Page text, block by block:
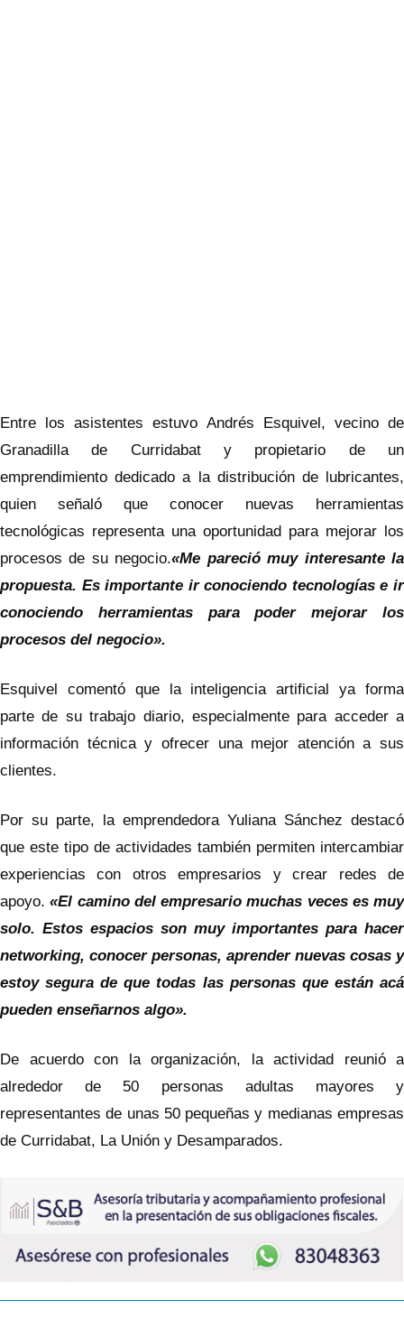
Entre los asistentes estuvo Andrés Esquivel, vecino de
Granadilla de Curridabat y propietario de un
emprendimiento dedicado a la distribución de lubricantes,
quien señaló que conocer nuevas herramientas
tecnológicas representa una oportunidad para mejorar los
procesos de su negocio.«Me pareció muy interesante la
propuesta. Es importante ir conociendo tecnologías e ir
conociendo herramientas para poder mejorar los
procesos del negocio».
Esquivel comentó que la inteligencia artificial ya forma
parte de su trabajo diario, especialmente para acceder a
información técnica y ofrecer una mejor atención a sus
clientes.
Por su parte, la emprendedora Yuliana Sánchez destacó
que este tipo de actividades también permiten intercambiar
experiencias con otros empresarios y crear redes de
apoyo.«El camino del empresario muchas veces es muy
solo. Estos espacios son muy importantes para hacer
networking, conocer personas, aprender nuevas cosas y
estoy segura de que todas las personas que están acá
pueden enseñarnos algo».
De acuerdo con la organización, la actividad reunió a
alrededor de 50 personas adultas mayores y
representantes de unas 50 pequeñas y medianas empresas
de Curridabat, La Unión y Desamparados.